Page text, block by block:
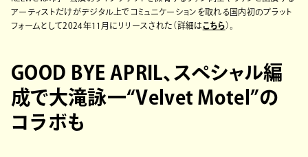
アーティストだけがデジタル上でコミュニケーションを取れる国内初のプラット
フォームとして2024年11月にリリースされた（詳細はこちら ）。
GOOD BYE APRIL、スペシャル編
成で大滝詠一“Velvet Motel”の
コラボも